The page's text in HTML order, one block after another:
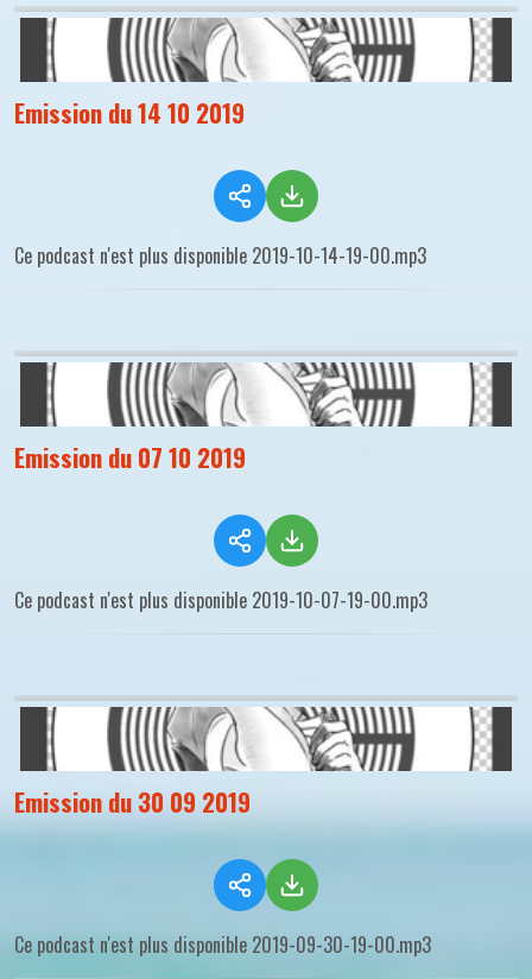
Emission du 14 10 2019
Ce podcast n'est plus disponible 2019-10-14-19-00.mp3
Emission du 07 10 2019
Ce podcast n'est plus disponible 2019-10-07-19-00.mp3
Emission du 30 09 2019
Ce podcast n'est plus disponible 2019-09-30-19-00.mp3